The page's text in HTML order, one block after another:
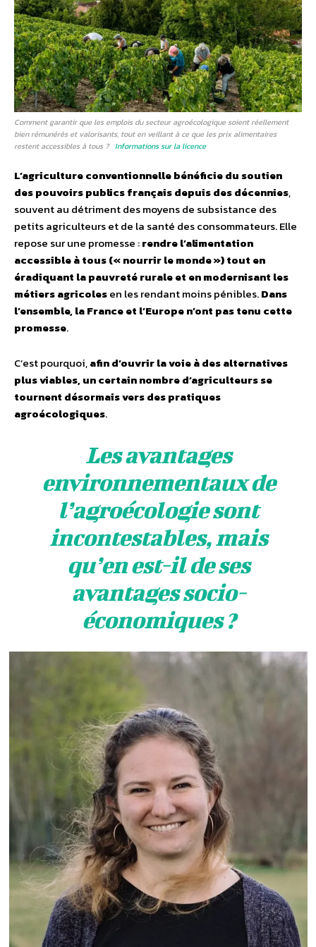
Comment garantir que les emplois du secteur agroécologique soient réellement
bien rémunérés et valorisants, tout en veillant à ce que les prix alimentaires
restent accessibles à tous ? Informations sur la licence
L’agriculture conventionnelle bénéficie du soutien
des pouvoirs publics français depuis des décennies,
souvent au détriment des moyens de subsistance des
petits agriculteurs et de la santé des consommateurs. Elle
repose sur une promesse :rendre l’alimentation
accessible à tous (« nourrir le monde ») tout en
éradiquant la pauvreté rurale et en modernisant les
métiers agricolesen les rendant moins pénibles.Dans
l’ensemble, la France et l’Europe n’ont pas tenu cette
promesse.
C’est pourquoi,afin d’ouvrir la voie à des alternatives
plus viables, un certain nombre d’agriculteurs se
tournent désormais vers des pratiques
agroécologiques.
Les avantages
environnementaux de
l’agroécologie sont
incontestables, mais
qu’en est-il de ses
avantages socio-
économiques ?